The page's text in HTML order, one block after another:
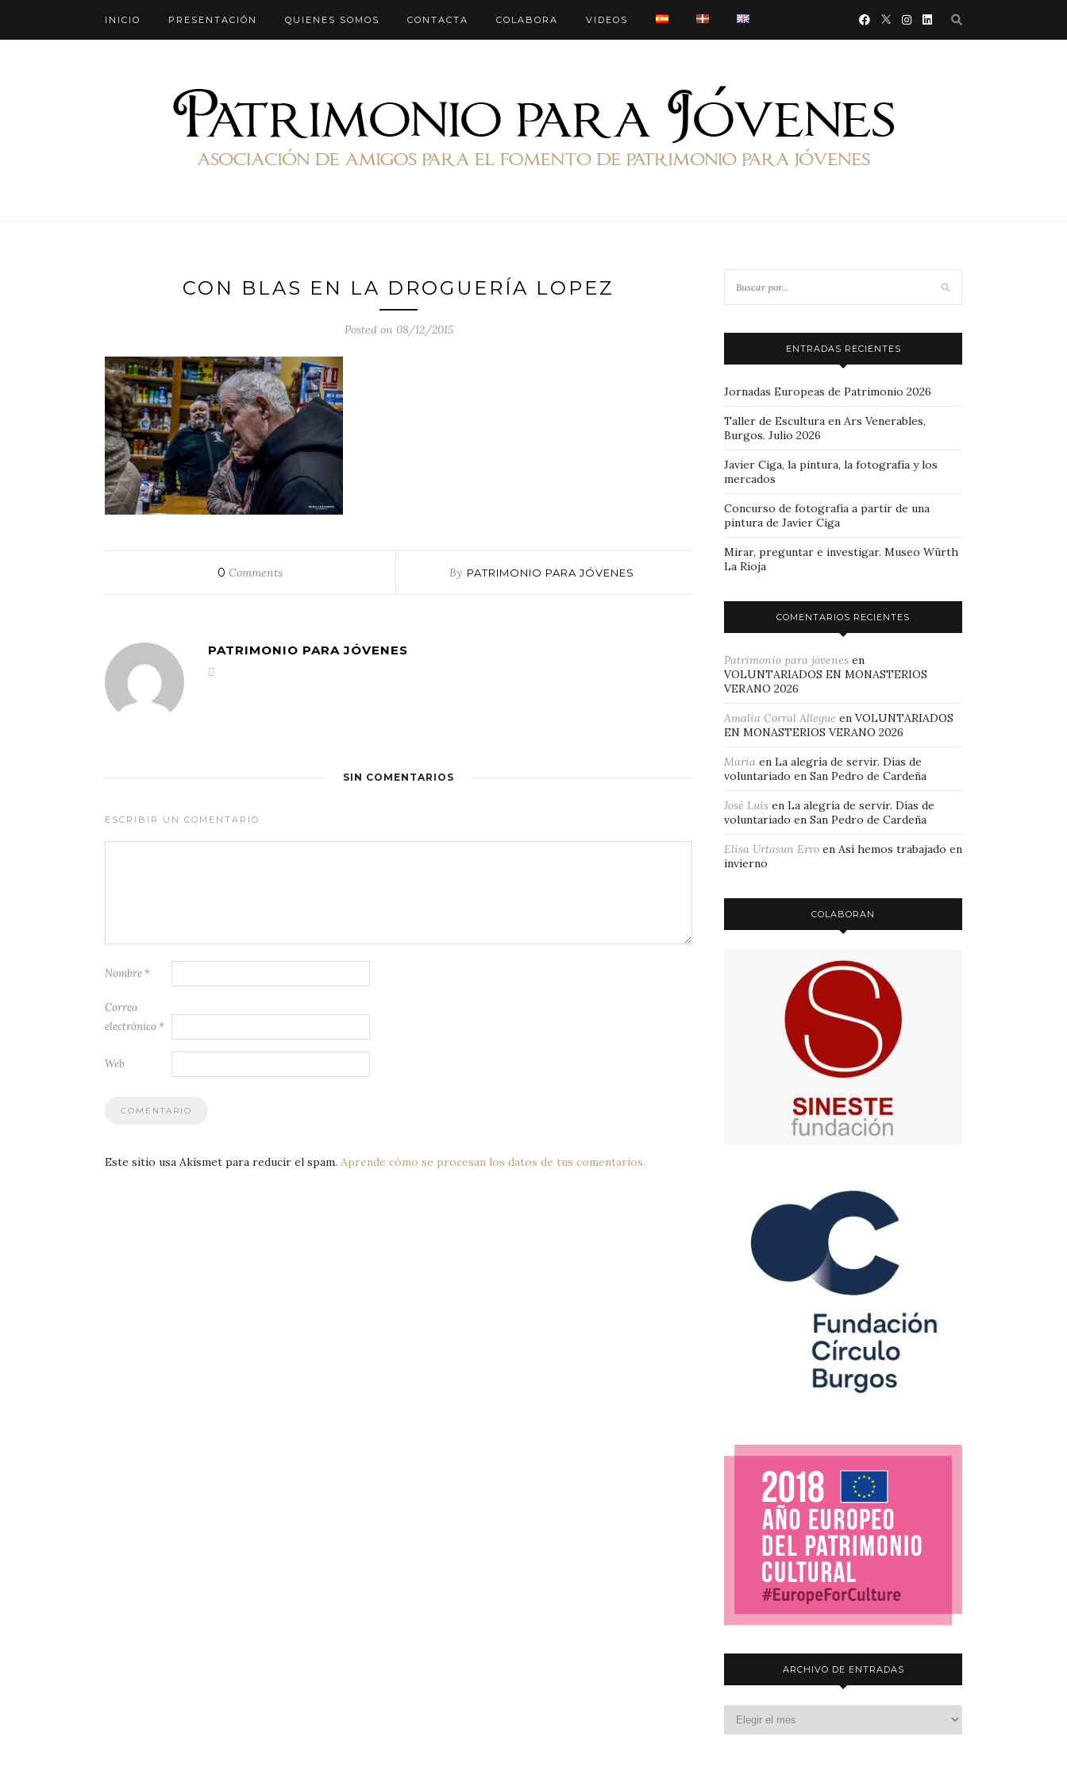
INICIO PRESENTACIÓN QUIENES SOMOS CONTACTA COLABORA VIDEOS
CON BLAS EN LA DROGUERÍA LOPEZ
Posted on 08/12/2015
0 Comments By PATRIMONIO PARA JÓVENES
PATRIMONIO PARA JÓVENES
SIN COMENTARIOS
ESCRIBIR UN COMENTARIO
Nombre *
Correo
electrónico *
Web
Este sitio usa Akismet para reducir el spam. Aprende cómo se procesan los datos de tus comentarios.
ENTRADAS RECIENTES
Jornadas Europeas de Patrimonio 2026
Taller de Escultura en Ars Venerables,
Burgos. Julio 2026
Javier Ciga, la pintura, la fotografía y los
mercados
Concurso de fotografía a partir de una
pintura de Javier Ciga
Mirar, preguntar e investigar. Museo Würth
La Rioja
COMENTARIOS RECIENTES
Patrimonio para jóvenes en
VOLUNTARIADOS EN MONASTERIOS
VERANO 2026
Amalia Corral Allegue en VOLUNTARIADOS
EN MONASTERIOS VERANO 2026
Maria en La alegría de servir. Días de
voluntariado en San Pedro de Cardeña
José Luis en La alegría de servir. Días de
voluntariado en San Pedro de Cardeña
Elisa Urtasun Erro en Así hemos trabajado en
invierno
COLABORAN
ARCHIVO DE ENTRADAS